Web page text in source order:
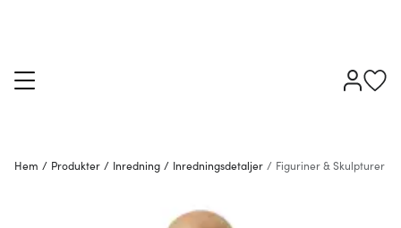
Hem / Produkter / Inredning / Inredningsdetaljer / Figuriner & Skulpturer